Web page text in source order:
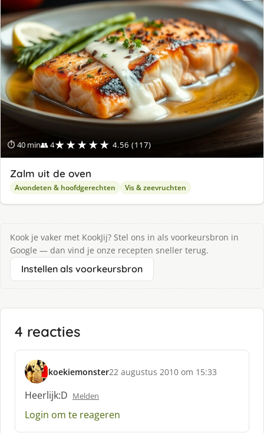
⏱ 40 min👥 4★★★★★ 4.56 (117)
Zalm uit de oven
Avondeten & hoofdgerechten Vis & zeevruchten
Kook je vaker met KookJij? Stel ons in als voorkeursbron in
Google — dan vind je onze recepten sneller terug.
Instellen als voorkeursbron
4 reacties
koekiemonster
s
c
h
r
22 augustus 2010 om 15:33
Heerlijk:D Melden
Login om te reageren